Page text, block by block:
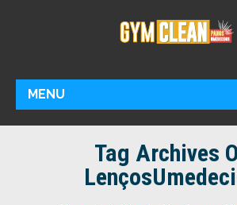
MENU
Tag Archives